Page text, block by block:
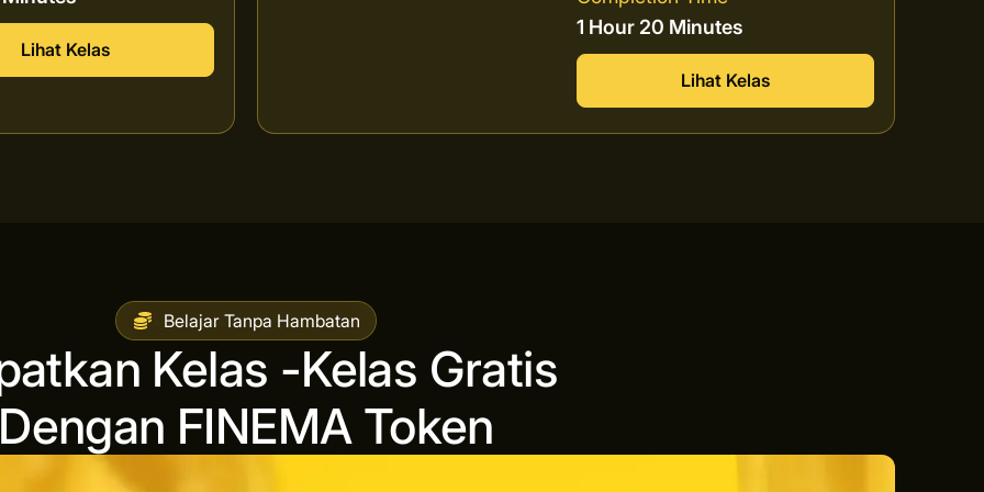
Lihat Kelas
1 Hour 20 Minutes
Lihat Kelas
Belajar Tanpa Hambatan
Kelas -Kelas Gratis
FINEMA Token